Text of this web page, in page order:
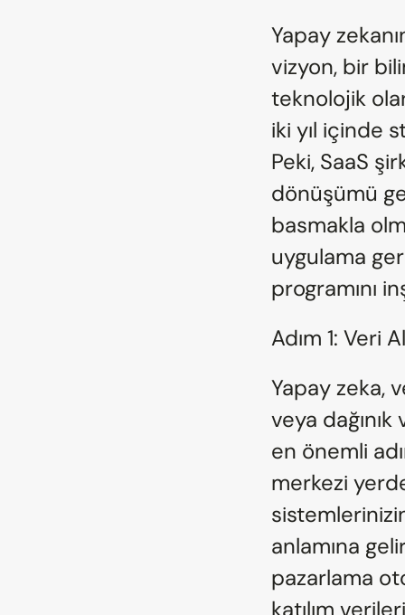
Yapay
vizyon, bir
teknolojik
iki yıl içinde
Peki, SaaS
dönüşümü
basmakla
uygulama
programını
Adım 1: Veri
Yapay zeka,
veya
en önemli
merkezi
anlamına
pazarlama
katılım